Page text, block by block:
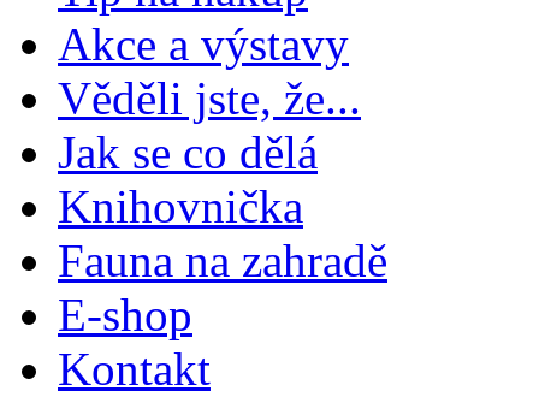
Akce a výstavy
Věděli jste, že...
Jak se co dělá
Knihovnička
Fauna na zahradě
E-shop
Kontakt